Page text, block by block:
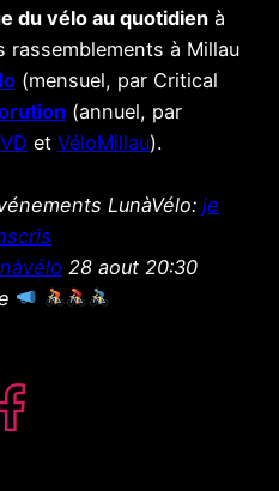
du vélo au quotidienà
rassemblements à Millau
(mensuel, par Critical
(annuel, par
et VéloMillau).
LunàVélo:je
28 aout 20:30